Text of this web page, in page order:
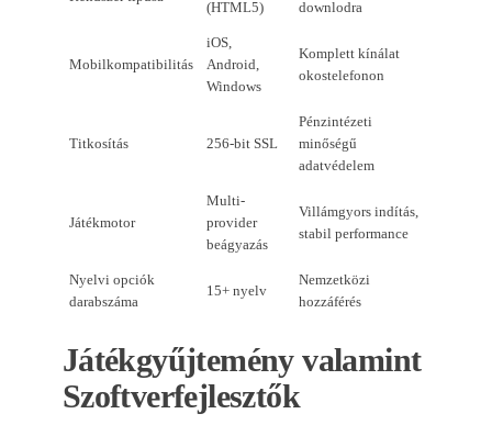
(HTML5)
downlodra
Mobilkompatibilitás
iOS,
Android,
Windows
Komplett kínálat
okostelefonon
Titkosítás 256-bit SSL
Pénzintézeti
minőségű
adatvédelem
Játékmotor
Multi-
provider
beágyazás
Villámgyors indítás,
stabil performance
Nyelvi opciók
darabszáma
15+ nyelv
Nemzetközi
hozzáférés
Játékgyűjtemény valamint
Szoftverfejlesztők